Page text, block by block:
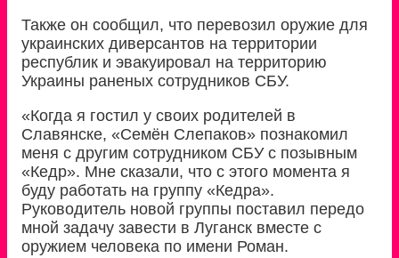
Также он сообщил, что перевозил оружие для
украинских диверсантов на территории
республик и эвакуировал на территорию
Украины раненых сотрудников СБУ.
«Когда я гостил у своих родителей в
Славянске, «Семён Слепаков» познакомил
меня с другим сотрудником СБУ с позывным
«Кедр». Мне сказали, что с этого момента я
буду работать на группу «Кедра».
Руководитель новой группы поставил передо
мной задачу завести в Луганск вместе с
оружием человека по имени Роман.